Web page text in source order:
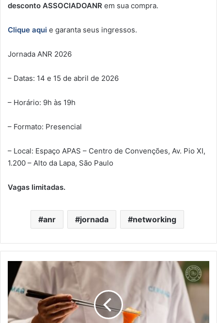
desconto ASSOCIADOANR em sua compra.
Clique aqui e garanta seus ingressos.
Jornada ANR 2026
– Datas: 14 e 15 de abril de 2026
– Horário: 9h às 19h
– Formato: Presencial
– Local: Espaço APAS – Centro de Convenções, Av. Pio XI,
1.200 – Alto da Lapa, São Paulo
Vagas limitadas.
anr jornada networking
Cermaq
papel
salmão